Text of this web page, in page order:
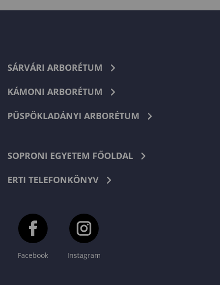
SÁRVÁRI ARBORÉTUM
KÁMONI ARBORÉTUM
PÜSPÖKLADÁNYI ARBORÉTUM
SOPRONI EGYETEM FŐOLDAL
ERTI TELEFONKÖNYV
Facebook Instagram